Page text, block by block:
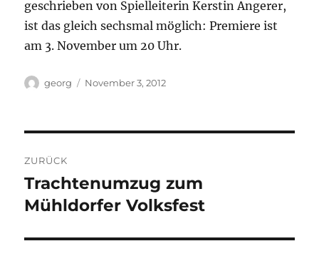
geschrieben von Spielleiterin Kerstin Angerer,
ist das gleich sechsmal möglich: Premiere ist
am 3. November um 20 Uhr.
Autor
georg
Veröffentlicht
November 3, 2012
ZURÜCK
Vorheriger
Beitrag:
Trachtenumzug zum
Mühldorfer Volksfest